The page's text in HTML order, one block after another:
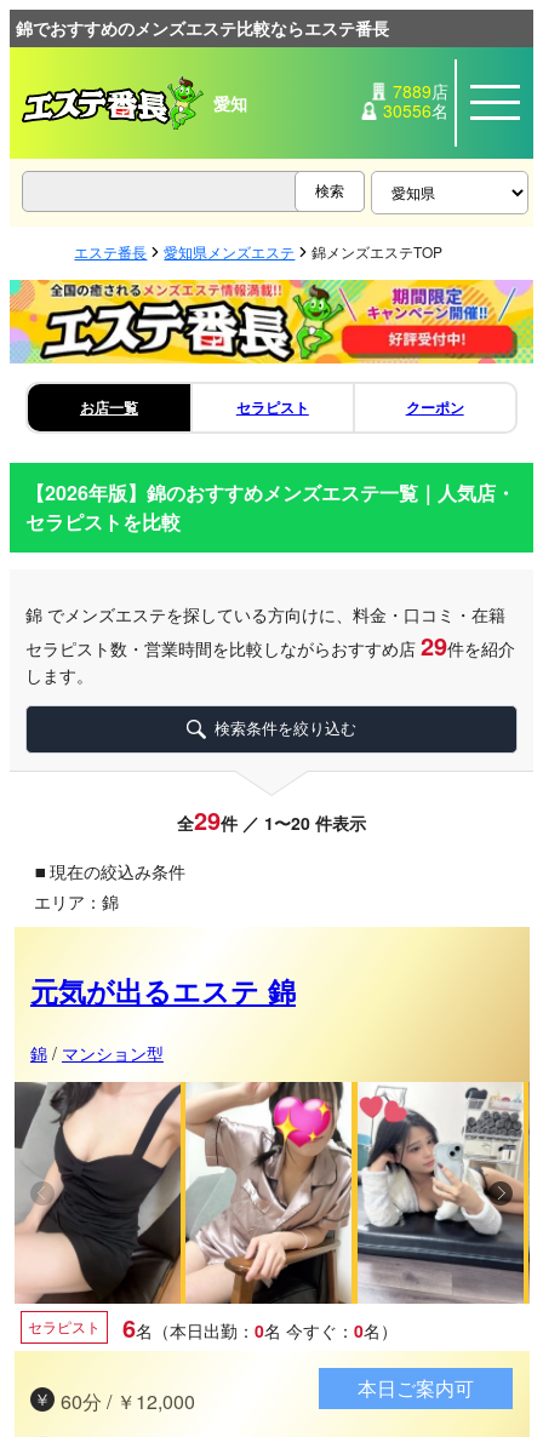
錦でおすすめのメンズエステ比較ならエステ番長
愛知 7889店
30556名
エステ番長 愛知県メンズエステ 錦メンズエステTOP
お店一覧 セラピスト クーポン
【2026年版】錦のおすすめメンズエステ一覧｜人気店・
セラピストを比較
錦 でメンズエステを探している方向けに、料金・口コミ・在籍
セラピスト数・営業時間を比較しながらおすすめ店29件を紹介
します。
検索条件を絞り込む
全29件 ／ 1〜20 件表示
▪ 現在の絞込み条件
エリア：錦
元気が出るエステ 錦
錦/ マンション型
セラピスト 6名（本日出勤： 0名 今すぐ： 0名）
60分 / ￥12,000
本日ご案内可